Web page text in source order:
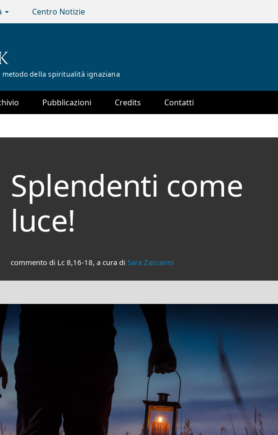
Centro Notizie
della spiritualità ignaziana
Pubblicazioni Credits Contatti
Splendenti come
luce!
commento di Lc 8,16-18, a cura di Sara Zaccarini